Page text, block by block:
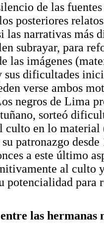
de las
posteriores
las narrativas más
subrayar, para
las imágenes
dificultades
verse ambos
negros de Lima
sorteó
culto en lo
su patronazgo
a este último
al culto
potencialidad para
las hermanas